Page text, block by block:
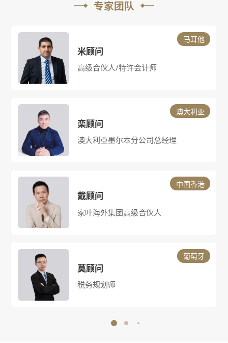
专家团队
米顾问
高级合伙人/特许会计师
马耳他
栾顾问
​澳大利亞墨尔本分公司总经理
澳大利亚
戴顾问
家叶海外集团高级合伙人
中国香港
莫顾问
税务规划师
葡萄牙